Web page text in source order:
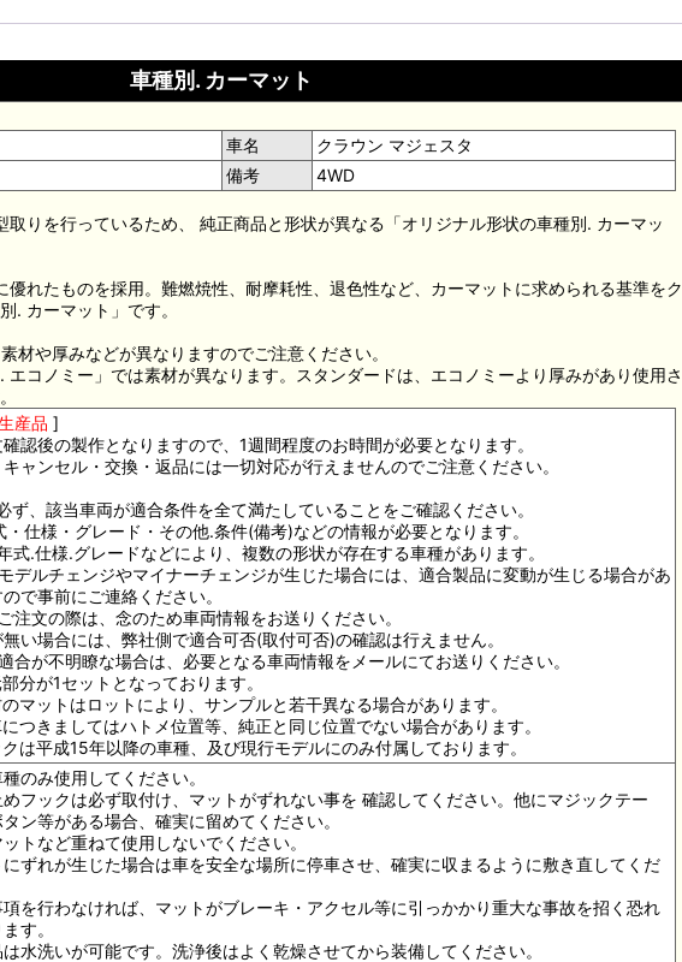
車種別. カーマット
車名
クラウン マジェスタ
備考 4WD
取りを行っているため、 純正商品と形状が異なる「オリジナル形状の車種別. カーマッ
優れたものを採用。難燃焼性、耐摩耗性、退色性など、カーマットに求められる基準をク
. カーマット」です。
材や厚みなどが異なりますのでご注意ください。
エコノミー」では素材が異なります。スタンダードは、エコノミーより厚みがあり使用さ
産品 ]
確認後の製作となりますので、1週間程度のお時間が必要となります。
キャンセル・交換・返品には一切対応が行えませんのでご注意ください。
ず、該当車両が適合条件を全て満たしていることをご確認ください。
・仕様・グレード・その他.条件(備考)などの情報が必要となります。
式.仕様.グレードなどにより、複数の形状が存在する車種があります。
デルチェンジやマイナーチェンジが生じた場合には、適合製品に変動が生じる場合があ
ので事前にご連絡ください。
注文の際は、念のため車両情報をお送りください。
い場合には、弊社側で適合可否(取付可否)の確認は行えません。
合が不明瞭な場合は、必要となる車両情報をメールにてお送りください。
分が1セットとなっております。
マットはロットにより、サンプルと若干異なる場合があります。
つきましてはハトメ位置等、純正と同じ位置でない場合があります。
は平成15年以降の車種、及び現行モデルにのみ付属しております。
のみ使用してください。
フックは必ず取付け、マットがずれない事を 確認してください。他にマジックテー
ン等がある場合、確実に留めてください。
トなど重ねて使用しないでください。
にずれが生じた場合は車を安全な場所に停車させ、確実に収まるように敷き直してくだ
項を行わなければ、マットがブレーキ・アクセル等に引っかかり重大な事故を招く恐れ
す。
水洗いが可能です。洗浄後はよく乾燥させてから装備してください。